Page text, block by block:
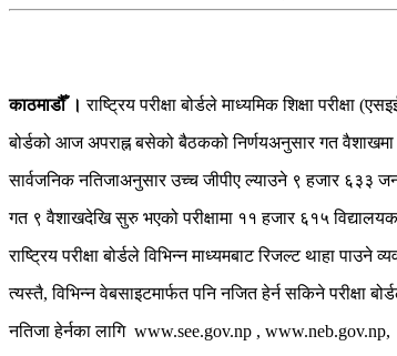
काठमाडौँ ।राष्ट्रिय परीक्षा बोर्डले माध्यमिक शिक्षा परीक्षा
बोर्डको आज अपराह्न बसेको बैठकको निर्णयअनुसार ​​​​​​​गत वैशाखमा
सार्वजनिक नतिजाअनुसार उच्च जीपीए ल्याउने ९ हजार ६३३
गत ९ वैशाखदेखि सुरु भएको परीक्षामा ११ हजार ६१५
राष्ट्रिय परीक्षा बोर्डले विभिन्न माध्यमबाट रिजल्ट थाहा
त्यस्तै, विभिन्न वेबसाइटमार्फत पनि नजित हेर्न सकिने परीक्षा
नतिजा हेर्नका लागि www.see.gov.np ,